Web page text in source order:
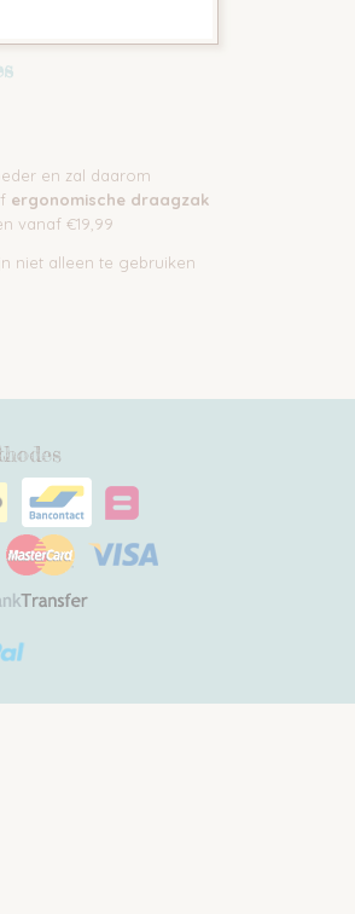
en zal daarom
ergonomische draagzak
vanaf €19,99
niet alleen te gebruiken